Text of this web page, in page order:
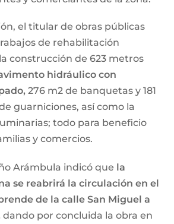
el titular de obras públicas
de rehabilitación
construcción de 623 metros
hidráulico con
276 m2 de banquetas y 181
guarniciones, así como la
todo para beneficio
y comercios.
Arámbula indicó que la
se reabrirá la circulación en el
de la calle San Miguel a
dando por concluida la obra en